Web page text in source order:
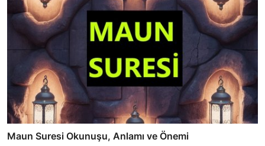
Maun Suresi Okunuşu, Anlamı ve Önemi